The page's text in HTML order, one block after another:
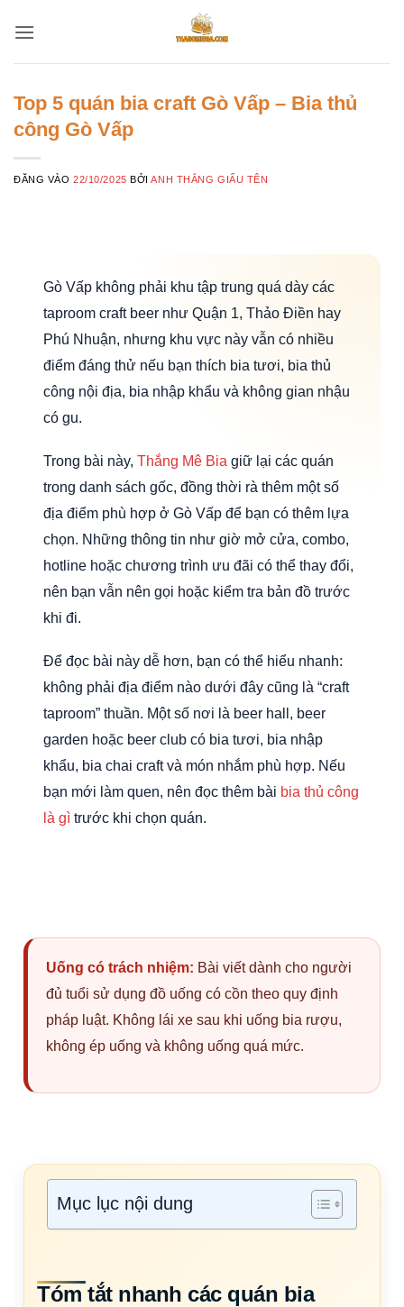
qua
Top 5 quán bia craft Gò Vấp – Bia thủ
công Gò Vấp
ĐĂNG VÀO22/10/2025 BỞIANH THẮNG GIẤU TÊN
Gò Vấp không phải khu tập trung quá dày các
taproom craft beer như Quận 1, Thảo Điền hay
Phú Nhuận, nhưng khu vực này vẫn có nhiều
điểm đáng thử nếu bạn thích bia tươi, bia thủ
công nội địa, bia nhập khẩu và không gian nhậu
có gu.
Trong bài này, Thắng Mê Bia giữ lại các quán
trong danh sách gốc, đồng thời rà thêm một số
địa điểm phù hợp ở Gò Vấp để bạn có thêm lựa
chọn. Những thông tin như giờ mở cửa, combo,
hotline hoặc chương trình ưu đãi có thể thay đổi,
nên bạn vẫn nên gọi hoặc kiểm tra bản đồ trước
khi đi.
Để đọc bài này dễ hơn, bạn có thể hiểu nhanh:
không phải địa điểm nào dưới đây cũng là “craft
taproom” thuần. Một số nơi là beer hall, beer
garden hoặc beer club có bia tươi, bia nhập
khẩu, bia chai craft và món nhắm phù hợp. Nếu
bạn mới làm quen, nên đọc thêm bài bia thủ công
là gì trước khi chọn quán.
Uống có trách nhiệm: Bài viết dành cho người
đủ tuổi sử dụng đồ uống có cồn theo quy định
pháp luật. Không lái xe sau khi uống bia rượu,
không ép uống và không uống quá mức.
Mục lục nội dung
Tóm tắt nhanh các quán bia